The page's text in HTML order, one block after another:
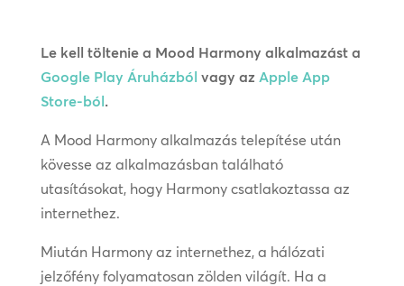
Le kell töltenie a Mood Harmony alkalmazást a
Google Play Áruházból vagy az Apple App
Store-ból.
A Mood Harmony alkalmazás telepítése után
kövesse az alkalmazásban található
utasításokat, hogy Harmony csatlakoztassa az
internethez.
Miután Harmony az internethez, a hálózati
jelzőfény folyamatosan zölden világít. Ha a